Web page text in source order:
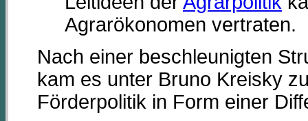
Agrarökonomen vertraten.
Nach einer beschleunigten
kam es unter Bruno Kreisky
Förderpolitik in Form einer